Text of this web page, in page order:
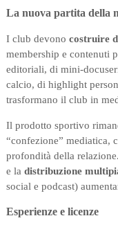
La nuova partita della
I club devono costruire
membership e contenuti
editoriali, di mini-
calcio, di highlight
trasformano il club in
Il prodotto sportivo
“confezione” mediatica,
profondità della
e la distribuzione
social e podcast)
Esperienze e licenze